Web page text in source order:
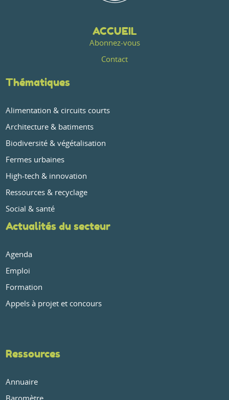
ACCUEIL
Abonnez-vous
Contact
Thématiques
Alimentation & circuits courts
Architecture & batiments
Biodiversité & végétalisation
Fermes urbaines
High-tech & innovation
Ressources & recyclage
Social & santé
Actualités du secteur
Agenda
Emploi
Formation
Appels à projet et concours
Ressources
Annuaire